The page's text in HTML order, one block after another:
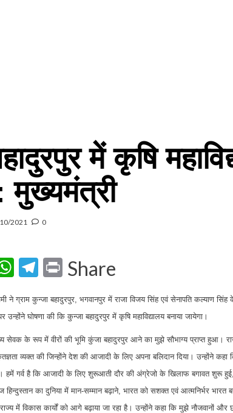
में कृषि
मुख्यमंत्री
2021 0
WhatsApp
Telegram
Print
Share
ने ग्राम कुन्जा बहादुरपुर, भगवानपुर में राजा विजय सिंह एवं सेनापति कल्याण
घोषणा की कि कुन्जा बहादुरपुर में कृषि महाविद्यालय बनाया जायेगा।
के रूप में वीरों की भूमि कुंजा बहादुरपुर आने का मुझे सौभाग्य प्राप्त हुआ।
व्यक्त की जिन्होंने देश की आजादी के लिए अपना बलिदान दिया। उन्होंने
हमें गर्व है कि आजादी के लिए शुरूआती दौर की अंग्रेजो के खिलाफ बगावत शुरू
का दुनिया में मान-सम्मान बढ़ाने, भारत को सशक्त एवं आत्मनिर्भर भारत
में विकास कार्यों को आगे बढ़ाया जा रहा है। उन्होंने कहा कि मुझे नौजवानों